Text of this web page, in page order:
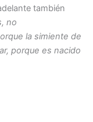
también
no
la simiente de
porque es nacido